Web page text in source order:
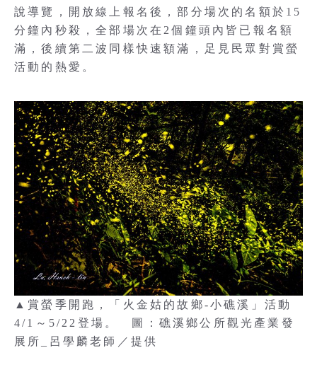
說導覽，開放線上報名後，部分場次的名額於15
分鐘內秒殺，全部場次在2個鐘頭內皆已報名額
滿，後續第二波同樣快速額滿，足見民眾對賞螢
活動的熱愛。
▲賞螢季開跑，「火金姑的故鄉-小礁溪」活動
4/1～5/22登場。 圖：礁溪鄉公所觀光產業發
展所_呂學麟老師／提供